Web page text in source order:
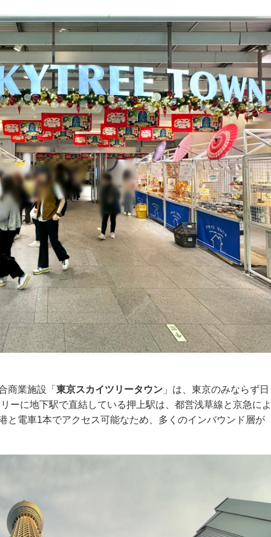
商業施設「 東京スカイツリータウン」は、東京のみならず日
ーに地下駅で直結している押上駅は、都営浅草線と京急によ
と電車1本でアクセス可能なため、多くのインバウンド層が